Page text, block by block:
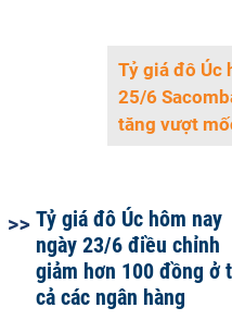
Tỷ giá đô Úc
25/6
tăng vượt
Tỷ giá đô Úc hôm nay
ngày 23/6 điều chỉnh
giảm hơn 100 đồng ở
cả các ngân hàng